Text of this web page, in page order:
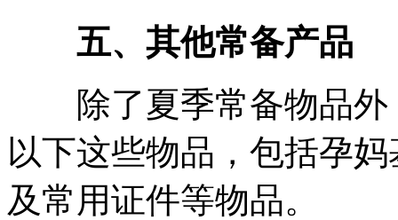
五、其他常备产品
除了夏季常备物品外
以下这些物品，包括孕
及常用证件等物品。